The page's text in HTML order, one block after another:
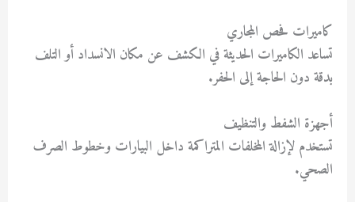
كاميرات فحص المجاري
تساعد الكاميرات الحديثة في الكشف عن مكان الانسداد أو التلف
بدقة دون الحاجة إلى الحفر.
أجهزة الشفط والتنظيف
تستخدم لإزالة المخلفات المتراكمة داخل البيارات وخطوط الصرف
الصحي.